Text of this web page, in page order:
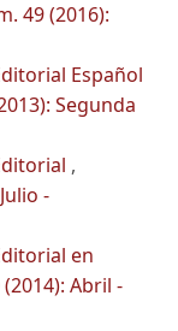
49 (2016):
Español
Segunda
,
-
en
Abril -